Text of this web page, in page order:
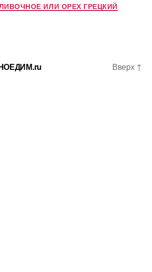
ИЛИ ОРЕХ ГРЕЦКИЙ
Вверх ↑